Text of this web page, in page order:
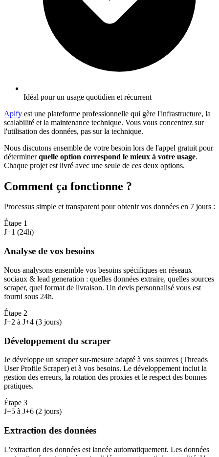
Idéal pour un usage quotidien et récurrent
Apify est une plateforme professionnelle qui gère l'infrastructure, la
scalabilité et la maintenance technique. Vous vous concentrez sur
l'utilisation des données, pas sur la technique.
Nous discutons ensemble de votre besoin lors de l'appel gratuit pour
déterminerquelle option correspond le mieux à votre usage.
Chaque projet est livré avec une seule de ces deux options.
Comment ça fonctionne ?
Processus simple et transparent pour obtenir vos données en 7 jours :
Étape 1
J+1 (24h)
Analyse de vos besoins
Nous analysons ensemble vos besoins spécifiques en réseaux
sociaux & lead generation : quelles données extraire, quelles sources
scraper, quel format de livraison. Un devis personnalisé vous est
fourni sous 24h.
Étape 2
J+2 à J+4 (3 jours)
Développement du scraper
Je développe un scraper sur-mesure adapté à vos sources (Threads
User Profile Scraper) et à vos besoins. Le développement inclut la
gestion des erreurs, la rotation des proxies et le respect des bonnes
pratiques.
Étape 3
J+5 à J+6 (2 jours)
Extraction des données
L'extraction des données est lancée automatiquement. Les données